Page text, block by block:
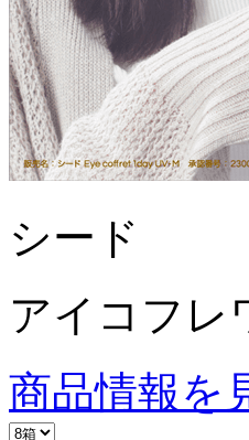
シード
アイコフレ
商品情報を